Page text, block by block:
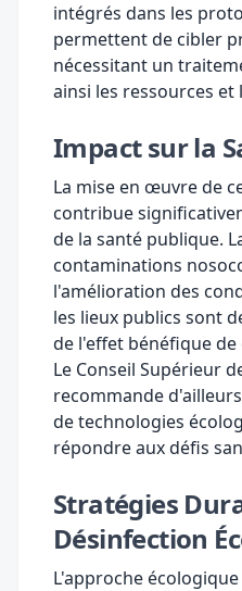
intégrés dans les
permettent de cibler
nécessitant un
ainsi les ressources et
Impact sur la
La mise en œuvre de
contribue
de la santé publique.
contaminations
l'amélioration des
les lieux publics sont
de l'effet bénéfique de
Le Conseil Supérieur
recommande d'ailleurs
de technologies
répondre aux défis
Stratégies
Désinfection
L'approche